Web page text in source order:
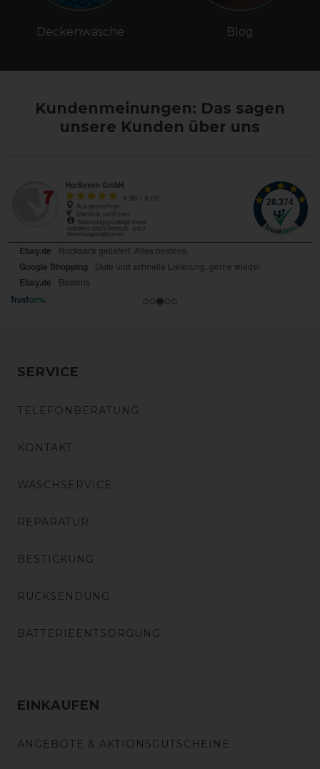
Deckenwäsche Blog
Kundenmeinungen: Das sagen
unsere Kunden über uns
SERVICE
TELEFONBERATUNG
KONTAKT
WASCHSERVICE
REPARATUR
BESTICKUNG
RÜCKSENDUNG
BATTERIEENTSORGUNG
EINKAUFEN
ANGEBOTE & AKTIONSGUTSCHEINE